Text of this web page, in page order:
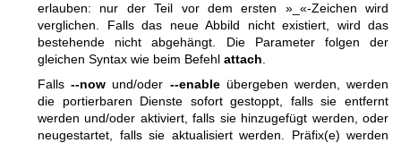
erlauben: nur der Teil vor dem ersten »_«-Zeichen wird
verglichen. Falls das neue Abbild nicht existiert, wird das
bestehende nicht abgehängt. Die Parameter folgen der
gleichen Syntax wie beim Befehl attach.
Falls--now und/oder --enableübergeben werden, werden
die portierbaren Dienste sofort gestoppt, falls sie entfernt
werden und/oder aktiviert, falls sie hinzugefügt werden, oder
neugestartet, falls sie aktualisiert werden. Präfix(e) werden